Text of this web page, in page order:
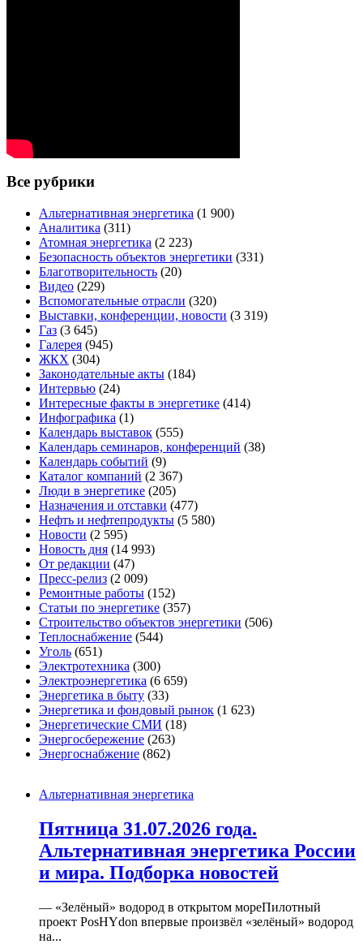
Все рубрики
Альтернативная энергетика (1 900)
Аналитика (311)
Атомная энергетика (2 223)
Безопасность объектов энергетики (331)
Благотворительность (20)
Видео (229)
Вспомогательные отрасли (320)
Выставки, конференции, новости (3 319)
Газ (3 645)
Галерея (945)
ЖКХ (304)
Законодательные акты (184)
Интервью (24)
Интересные факты в энергетике (414)
Инфографика (1)
Календарь выставок (555)
Календарь семинаров, конференций (38)
Календарь событий (9)
Каталог компаний (2 367)
Люди в энергетике (205)
Назначения и отставки (477)
Нефть и нефтепродукты (5 580)
Новости (2 595)
Новость дня (14 993)
От редакции (47)
Пресс-релиз (2 009)
Ремонтные работы (152)
Статьи по энергетике (357)
Строительство объектов энергетики (506)
Теплоснабжение (544)
Уголь (651)
Электротехника (300)
Электроэнергетика (6 659)
Энергетика в быту (33)
Энергетика и фондовый рынок (1 623)
Энергетические СМИ (18)
Энергосбережение (263)
Энергоснабжение (862)
Альтернативная энергетика
Пятница 31.07.2026 года.
Альтернативная энергетика России
и мира. Подборка новостей
— «Зелёный» водород в открытом мореПилотный
проект PosHYdon впервые произвёл «зелёный» водород
на...